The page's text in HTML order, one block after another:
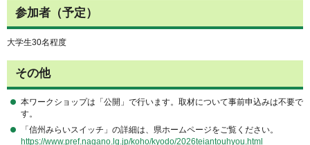
参加者（予定）
大学生30名程度
その他
本ワークショップは「公開」で行います。取材について事前申込みは不要で
す。
「信州みらいスイッチ」の詳細は、県ホームページをご覧ください。
https://www.pref.nagano.lg.jp/koho/kyodo/2026teiantouhyou.html